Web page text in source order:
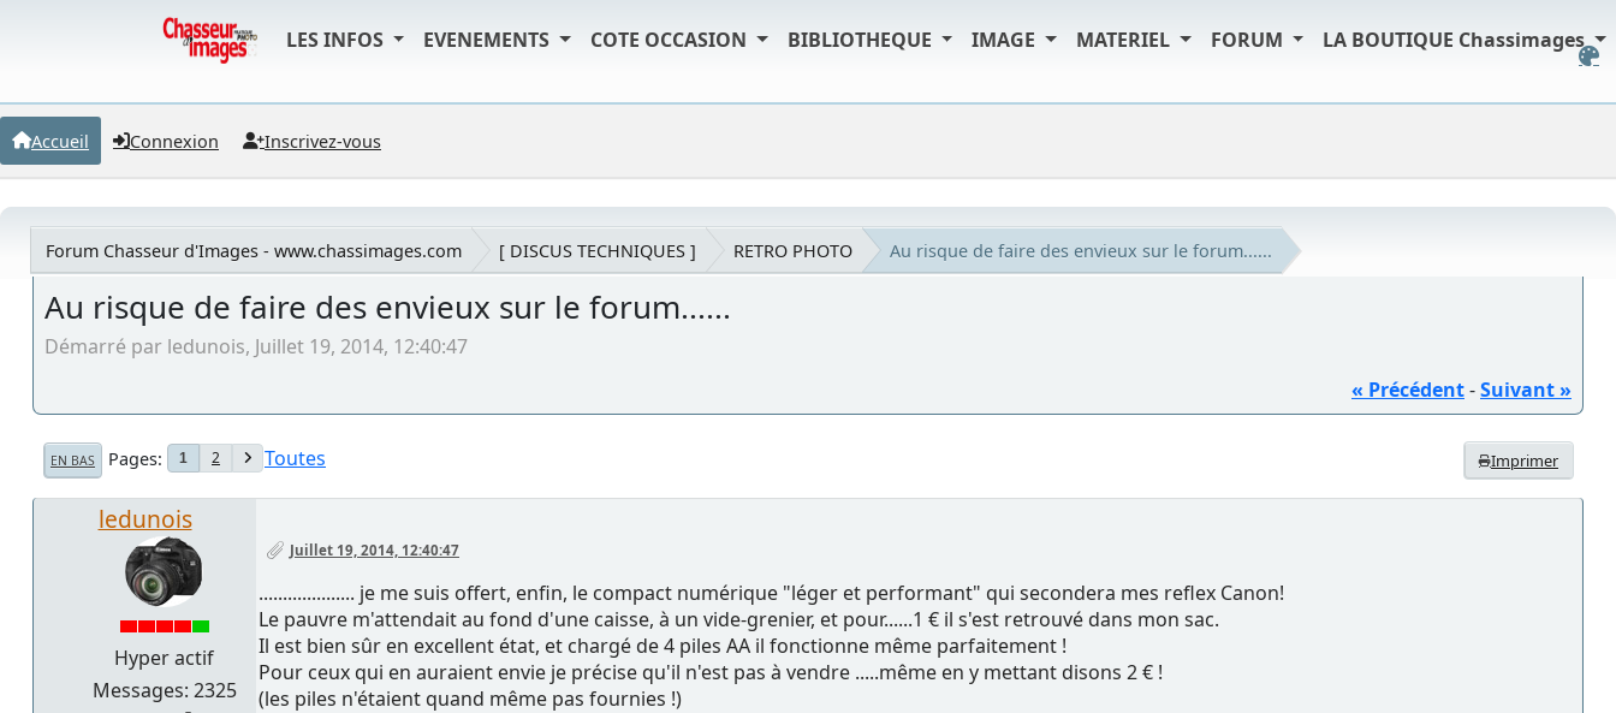
LES INFOS EVENEMENTS COTE OCCASION BIBLIOTHEQUE IMAGE MATERIEL FORUM LA BOUTIQUE Chassimages
Accueil Connexion Inscrivez-vous
Forum Chasseur d'Images - www.chassimages.com [ DISCUS TECHNIQUES ] RETRO PHOTO Au risque de faire des envieux sur le forum......
Au risque de faire des envieux sur le forum......
Démarré par ledunois, Juillet 19, 2014, 12:40:47
« Précédent-Suivant »
Imprimer
EN BAS Pages 1 2 Toutes
ledunois
Hyper actif
Messages: 2325
Juillet 19, 2014, 12:40:47
.................... je me suis offert, enfin, le compact numérique "léger et performant" qui secondera mes reflex Canon!
Le pauvre m'attendait au fond d'une caisse, à un vide-grenier, et pour......1 € il s'est retrouvé dans mon sac.
Il est bien sûr en excellent état, et chargé de 4 piles AA il fonctionne même parfaitement !
Pour ceux qui en auraient envie je précise qu'il n'est pas à vendre .....même en y mettant disons 2 € !
(les piles n'étaient quand même pas fournies !)